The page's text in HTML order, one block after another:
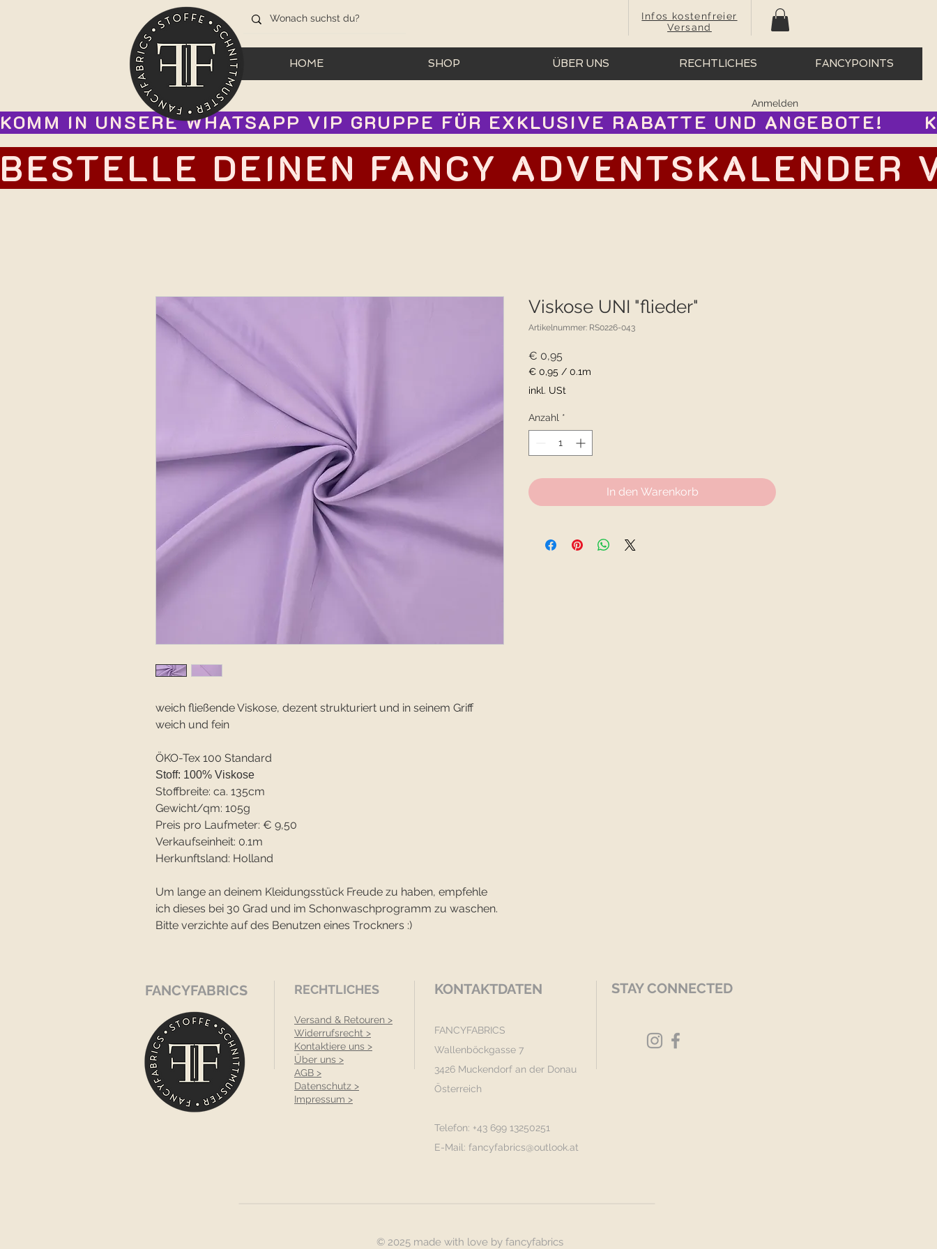
Infos kostenfreier
Versand
HOME SHOP ÜBER UNS RECHTLICHES FANCYPOINTS
Anmelden
KOMM IN UNSERE WHATSAPP VIP GRUPPE FÜR EXKLUSIVE RABATTE UND ANGEBOTE!
BESTELLE DEINEN FANCY
weich fließende Viskose, dezent strukturiert und in seinem Griff
weich und fein
ÖKO-Tex 100 Standard
Stoff: 100% Viskose
Stoffbreite: ca. 135cm
Gewicht/qm: 105g
Preis pro Laufmeter: € 9,50
Verkaufseinheit: 0.1m
Herkunftsland: Holland
Um lange an deinem Kleidungsstück Freude zu haben, empfehle
ich dieses bei 30 Grad und im Schonwaschprogramm zu waschen.
Bitte verzichte auf des Benutzen eines Trockners :)
Viskose UNI "flieder"
Artikelnummer: RS0226-043
€ 0,95
€ 0,95 / 0.1m
€ 0,95
0.1
Meter
inkl. USt
Anzahl *
In den Warenkorb
© 2025 made with love by fancyfabrics
FANCYFABRICS RECHTLICHES
Versand & Retouren >
Widerrufsrecht >
Kontaktiere uns >
Über uns >
AGB >
Datenschutz >
Impressum >
KONTAKTDATEN
FANCYFABRICS
Wallenböckgasse 7
3426 Muckendorf an der Donau
Österreich
Telefon: +43 699 13250251
E-Mail: fancyfabrics@outlook.at
STAY CONNECTED